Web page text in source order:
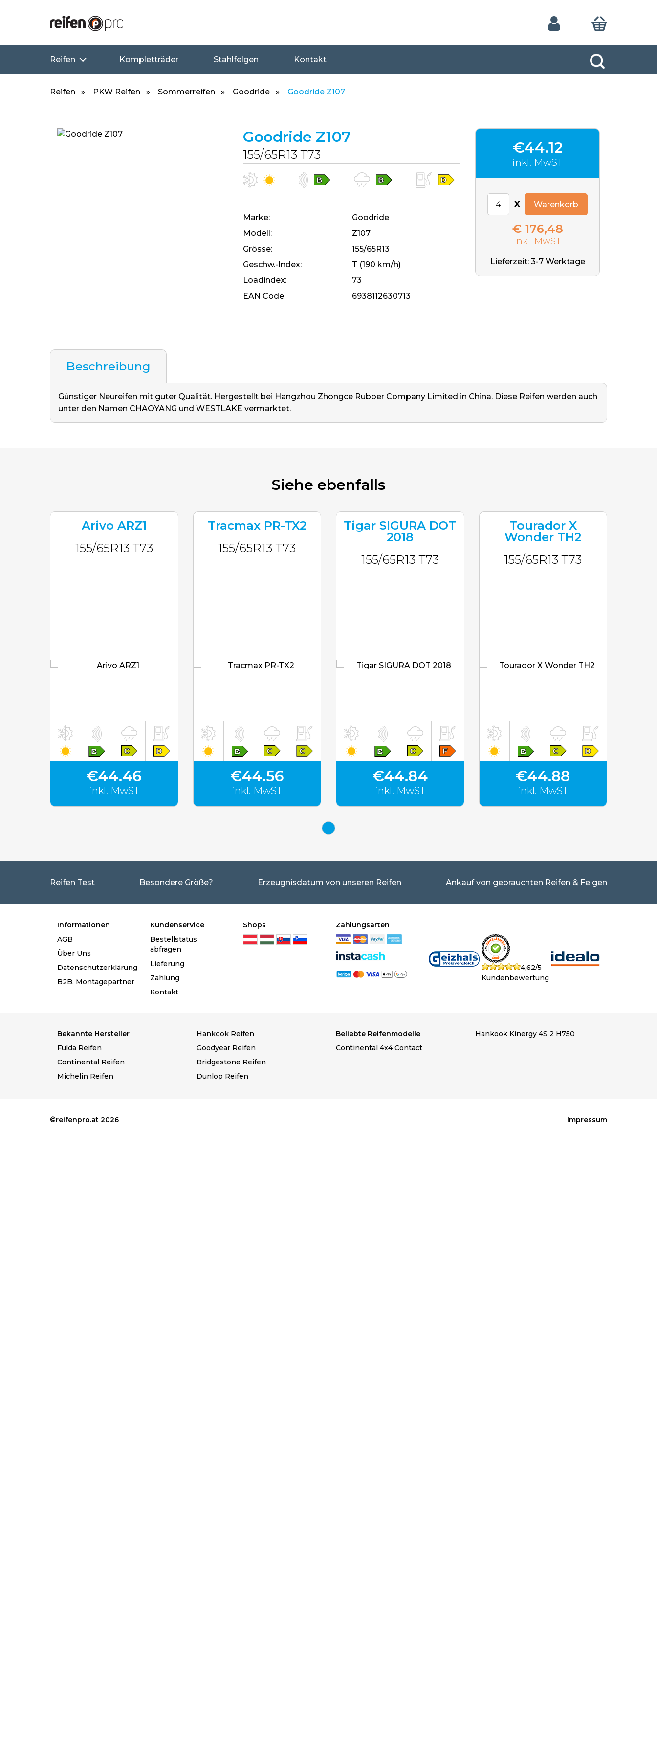
Reifen Kompletträder Stahlfelgen Kontakt
Reifen PKW Reifen Sommerreifen Goodride Goodride Z107
Goodride Z107
155/65R13 T73
Marke
Goodride
Modell
Z107
Grösse
155/65R13
Geschw.-Index
T (190 km/h)
Loadindex
73
EAN Code
6938112630713
€44.12
inkl. MwST
x Warenkorb
€ 176,48
inkl. MwST
Lieferzeit: 3-7 Werktage
Beschreibung
Günstiger Neureifen mit guter Qualität. Hergestellt bei Hangzhou Zhongce Rubber Company Limited in China. Diese Reifen werden auch
unter den Namen CHAOYANG und WESTLAKE vermarktet.
Siehe ebenfalls
Arivo ARZ1
155/65R13 T73
€44.46
inkl. MwST
Tracmax PR-TX2
155/65R13 T73
€44.56
inkl. MwST
Tigar SIGURA DOT
2018
155/65R13 T73
€44.84
inkl. MwST
Tourador X
Wonder TH2
155/65R13 T73
€44.88
inkl. MwST
Reifen Test Besondere Größe? Erzeugnisdatum von unseren Reifen Ankauf von gebrauchten Reifen & Felgen
Informationen
AGB
Über Uns
Datenschutzerklärung
B2B, Montagepartner
Kundenservice
Bestellstatus
abfragen
Lieferung
Zahlung
Kontakt
Shops Zahlungsarten
4,62/5
Kundenbewertung
Bekannte Hersteller
Fulda Reifen
Continental Reifen
Michelin Reifen
Hankook Reifen
Goodyear Reifen
Bridgestone Reifen
Dunlop Reifen
Beliebte Reifenmodelle
Continental 4x4 Contact
Hankook Kinergy 4S 2 H750
©reifenpro.at 2026 Impressum